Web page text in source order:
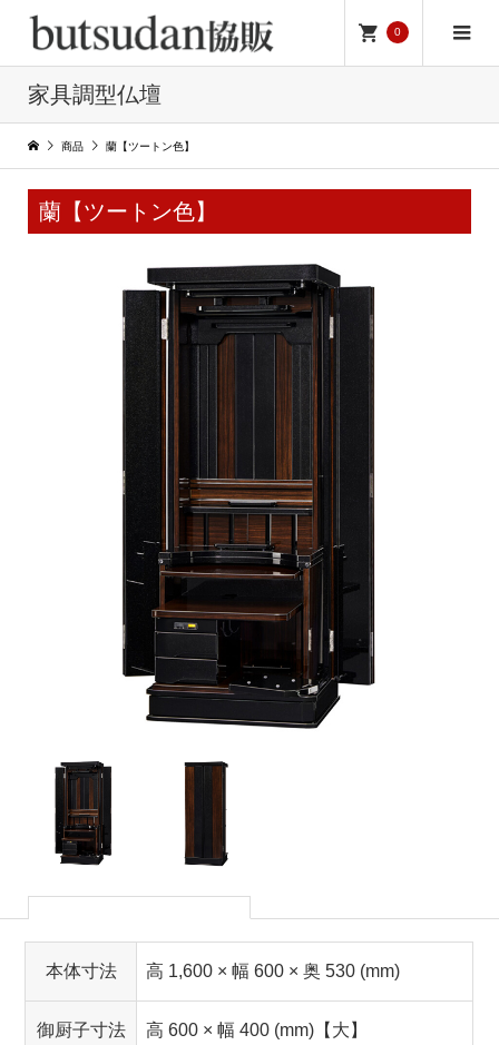
0
家具調型仏壇
商品 蘭【ツートン色】
蘭【ツートン色】
本体寸法 高 1,600 × 幅 600 × 奥 530 (mm)
御厨子寸法 高 600 × 幅 400 (mm)【大】